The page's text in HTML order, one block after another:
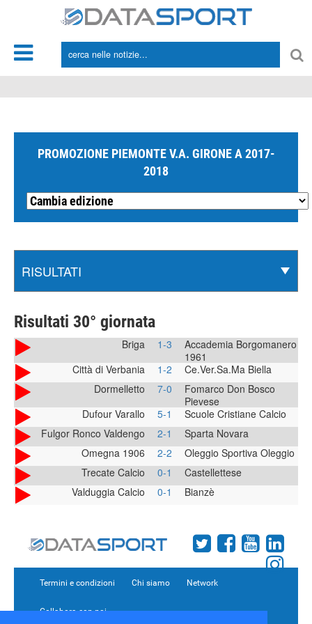
PROMOZIONE PIEMONTE V.A. GIRONE A 2017-
2018
Risultati 30° giornata
Briga 1-3
Accademia Borgomanero
1961
Città di Verbania
1-2
Ce.Ver.Sa.Ma Biella
Dormelletto
7-0
Fomarco Don Bosco
Pievese
Dufour Varallo
5-1
Scuole Cristiane Calcio
Fulgor Ronco Valdengo
2-1
Sparta Novara
Omegna 1906
2-2
Oleggio Sportiva Oleggio
Trecate Calcio
0-1
Castellettese
Valduggia Calcio
0-1 Bianzè
Termini e condizioni Chi siamo Network
Collabora con noi